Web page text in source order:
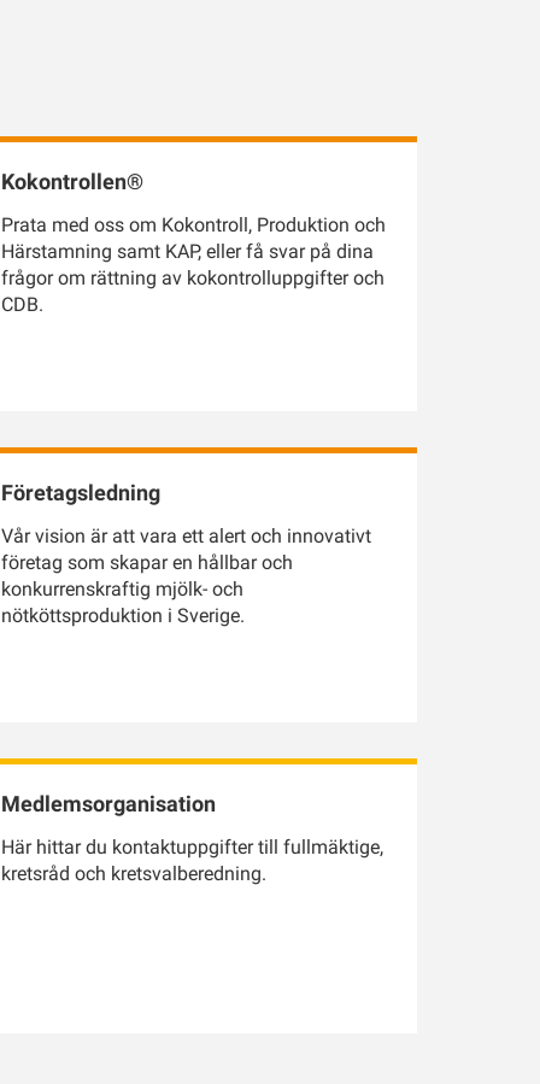
Kokontrollen®
Prata med oss om Kokontroll, Produktion och
Härstamning samt KAP, eller få svar på dina
frågor om rättning av kokontrolluppgifter och
CDB.
Företagsledning
Vår vision är att vara ett alert och innovativt
företag som skapar en hållbar och
konkurrenskraftig mjölk- och
nötköttsproduktion i Sverige.
Medlemsorganisation
Här hittar du kontaktuppgifter till fullmäktige,
kretsråd och kretsvalberedning.